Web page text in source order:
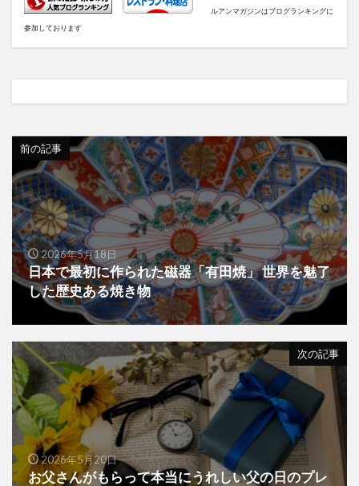
ルアンマガジンはブログランキングに
参加しております
前の記事
2026年5月18日
日本で最初に作られた磁器「有田焼」 世界を魅了
した歴史ある焼き物
次の記事
2026年5月20日
お父さんがもらって本当にうれしい父の日のプレ